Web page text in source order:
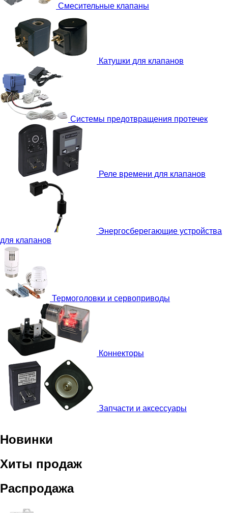
Смесительные клапаны
Катушки для клапанов
Системы предотвращения протечек
Реле времени для клапанов
Энергосберегающие устройства
для клапанов
Термоголовки и сервоприводы
Коннекторы
Запчасти и аксессуары
Новинки
Хиты продаж
Распродажа